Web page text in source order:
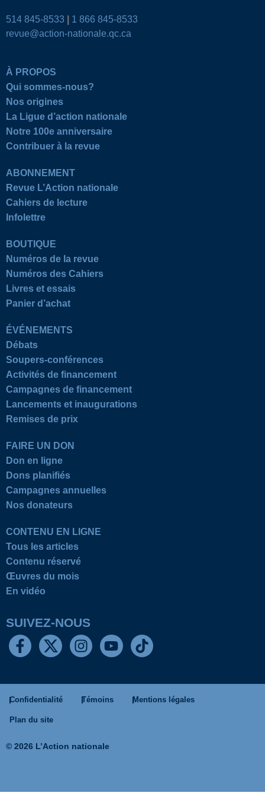
514 845-8533
1 866 845-8533
revue@action-nationale.qc.ca
À PROPOS
Qui sommes-nous?
Nos origines
La Ligue d’action nationale
Notre 100e anniversaire
Contribuer à la revue
ABONNEMENT
Revue L’Action nationale
Cahiers de lecture
Infolettre
BOUTIQUE
Numéros de la revue
Numéros des Cahiers
Livres et essais
Panier d’achat
ÉVÉNEMENTS
Débats
Soupers-conférences
Activités de financement
Campagnes de financement
Lancements et inaugurations
Remises de prix
FAIRE UN DON
Don en ligne
Dons planifiés
Campagnes annuelles
Nos donateurs
CONTENU EN LIGNE
Tous les articles
Contenu réservé
Œuvres du mois
En vidéo
SUIVEZ-NOUS
Confidentialité Témoins Mentions légales
Plan du site
© 2026 L’Action nationale